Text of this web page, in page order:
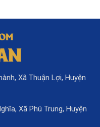
Xã Thuận Lợi, Huyện
Xã Phú Trung, Huyện